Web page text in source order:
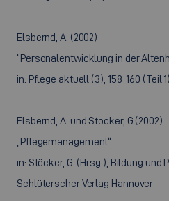
Elsbernd, A. (2002)
“Personalentwicklung in der
in: Pflege aktuell (3), 158-160 (Teil
Elsbernd, A. und Stöcker, G.(2002)
„Pflegemanagement“
in: Stöcker, G. (Hrsg.), Bildung und
Schlüterscher Verlag Hannover